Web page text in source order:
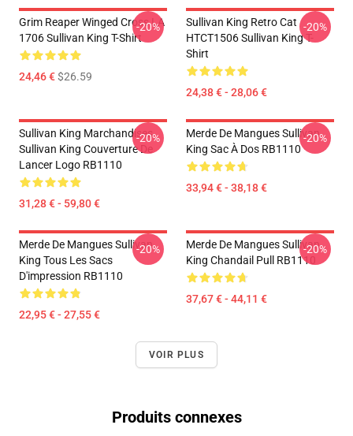
Grim Reaper Winged Cross LA
1706 Sullivan King T-Shirt
24,46 €$26.59
-20%
Sullivan King Retro Cat
HTCT1506 Sullivan King T-
Shirt
24,38 € - 28,06 €
-20%
Sullivan King Marchandises
Sullivan King Couverture De
Lancer Logo RB1110
31,28 € - 59,80 €
-20%
Merde De Mangues Sullivan
King Sac À Dos RB1110
33,94 € - 38,18 €
-20%
Merde De Mangues Sullivan
King Tous Les Sacs
D'impression RB1110
22,95 € - 27,55 €
-20%
Merde De Mangues Sullivan
King Chandail Pull RB1110
37,67 € - 44,11 €
-20%
VOIR PLUS
Produits connexes